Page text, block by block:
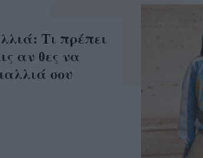
Τι πρέπει
αν θες να
σου